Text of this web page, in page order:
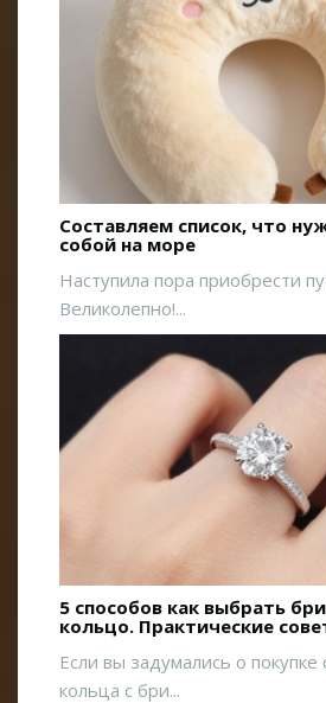
Составляем список, что
собой на море
Наступила пора приобрести
Великолепно!...
5 способов как выбрать
кольцо. Практические
Если вы задумались о покупке
кольца с бри...